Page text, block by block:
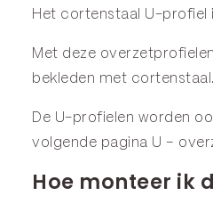
Het cortenstaal U-profiel
Met deze
bekleden met
De U-profielen worden
volgende pagina U –
Hoe monteer ik